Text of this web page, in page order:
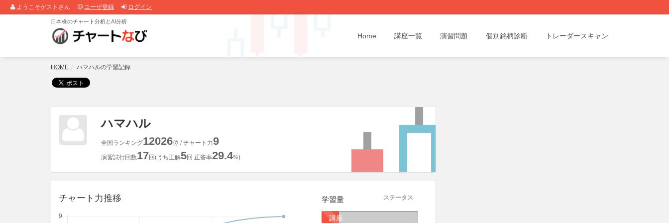
ようこそゲストさん ユーザ登録 ログイン
日本株のチャート分析とAI分析
Home 講座一覧 演習問題 個別銘柄診断 トレーダースキャン
HOME ハマハルの学習記録
ハマハル
全国ランキング12026位 / チャート力9
演習試行回数17回(うち正解5回 正答率29.4%)
チャート力推移 ステータス
学習量
講座